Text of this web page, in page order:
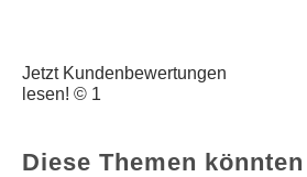
Jetzt Kundenbewertungen
lesen! © 1
Diese Themen